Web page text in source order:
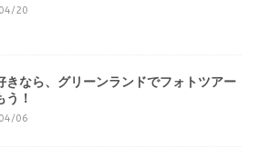
20
きなら、グリーンランドでフォトツアー
！
06